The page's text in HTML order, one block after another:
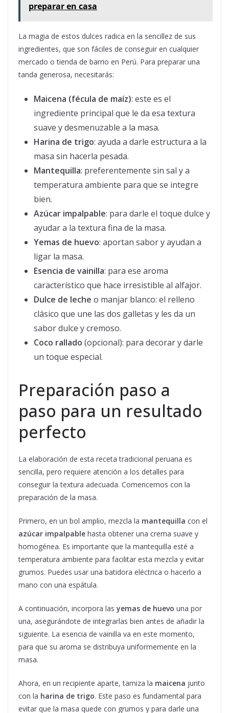
preparar en casa
La magia de estos dulces radica en la sencillez de sus
ingredientes, que son fáciles de conseguir en cualquier
mercado o tienda de barrio en Perú. Para preparar una
tanda generosa, necesitarás:
Maicena (fécula de maíz): este es el
ingrediente principal que le da esa textura
suave y desmenuzable a la masa.
Harina de trigo: ayuda a darle estructura a la
masa sin hacerla pesada.
Mantequilla: preferentemente sin sal y a
temperatura ambiente para que se integre
bien.
Azúcar impalpable: para darle el toque dulce y
ayudar a la textura fina de la masa.
Yemas de huevo: aportan sabor y ayudan a
ligar la masa.
Esencia de vainilla: para ese aroma
característico que hace irresistible al alfajor.
Dulce de leche o manjar blanco: el relleno
clásico que une las dos galletas y les da un
sabor dulce y cremoso.
Coco rallado (opcional): para decorar y darle
un toque especial.
Preparación paso a
paso para un resultado
perfecto
La elaboración de esta receta tradicional peruana es
sencilla, pero requiere atención a los detalles para
conseguir la textura adecuada. Comencemos con la
preparación de la masa.
Primero, en un bol amplio, mezcla la mantequilla con el
azúcar impalpable hasta obtener una crema suave y
homogénea. Es importante que la mantequilla esté a
temperatura ambiente para facilitar esta mezcla y evitar
grumos. Puedes usar una batidora eléctrica o hacerlo a
mano con una espátula.
A continuación, incorpora lasyemas de huevo una por
una, asegurándote de integrarlas bien antes de añadir la
siguiente. La esencia de vainilla va en este momento,
para que su aroma se distribuya uniformemente en la
masa.
Ahora, en un recipiente aparte, tamiza la maicena junto
con la harina de trigo. Este paso es fundamental para
evitar que la masa quede con grumos y para darle una